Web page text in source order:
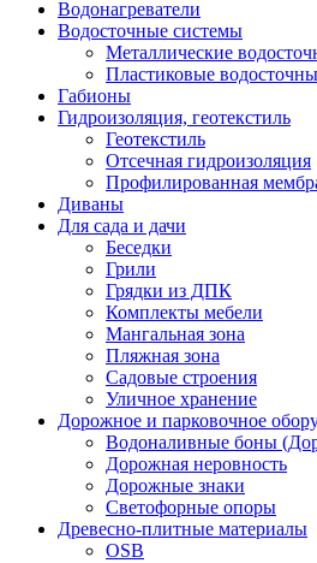
Водонагреватели
Водосточные системы
Металлические
Пластиковые
Габионы
Гидроизоляция, геотекстиль
Геотекстиль
Отсечная гидроизоляция
Профилированная
Диваны
Для сада и дачи
Беседки
Грили
Грядки из ДПК
Комплекты мебели
Мангальная зона
Пляжная зона
Садовые строения
Уличное хранение
Дорожное и парковочное
Водоналивные боны
Дорожная неровность
Дорожные знаки
Светофорные опоры
Древесно-плитные материалы
OSB